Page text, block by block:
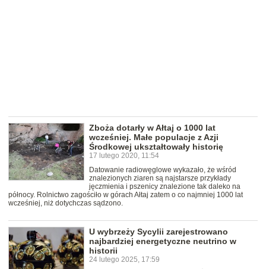
Zboża dotarły w Ałtaj o 1000 lat
wcześniej. Małe populacje z Azji
Środkowej ukształtowały historię
17 lutego 2020, 11:54
Datowanie radiowęglowe wykazało, że wśród
znalezionych ziaren są najstarsze przykłady
jęczmienia i pszenicy znalezione tak daleko na
północy. Rolnictwo zagościło w górach Ałtaj zatem o co najmniej 1000 lat
wcześniej, niż dotychczas sądzono.
U wybrzeży Sycylii zarejestrowano
najbardziej energetyczne neutrino w
historii
24 lutego 2025, 17:59